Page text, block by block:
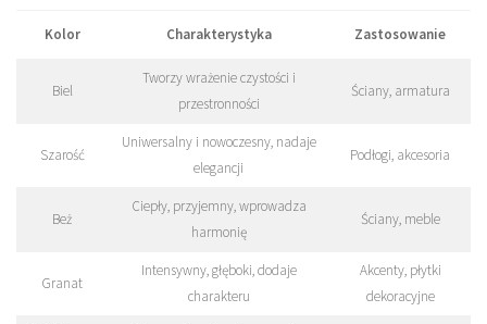
Kolor Charakterystyka Zastosowanie
Biel
Tworzy wrażenie czystości i
przestronności
Ściany, armatura
Szarość
Uniwersalny i nowoczesny, nadaje
elegancji
Podłogi, akcesoria
Beż
Ciepły, przyjemny, wprowadza
harmonię
Ściany, meble
Granat
Intensywny, głęboki, dodaje
charakteru
Akcenty, płytki
dekoracyjne